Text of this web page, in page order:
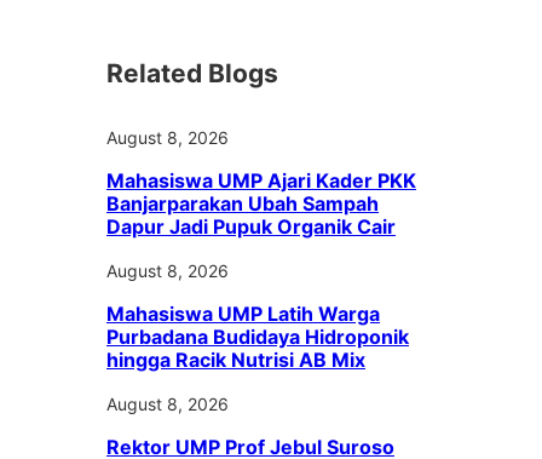
Related Blogs
August 8, 2026
Mahasiswa UMP Ajari Kader PKK
Banjarparakan Ubah Sampah
Dapur Jadi Pupuk Organik Cair
August 8, 2026
Mahasiswa UMP Latih Warga
Purbadana Budidaya Hidroponik
hingga Racik Nutrisi AB Mix
August 8, 2026
Rektor UMP Prof Jebul Suroso